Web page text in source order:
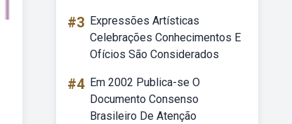
#3 Expressões Artísticas
Celebrações Conhecimentos E
Ofícios São Considerados
#4 Em 2002 Publica-se O
Documento Consenso
Brasileiro De Atenção